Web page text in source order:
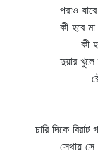
পরাও যারে
কী হবে মা
কী হবে ওই
দুয়ার খুলে দাও
রৌদ্রবায়ু-
যেথায়
সমস্ত দিন
চারি দিকে বিরাট
সেথায় সে যে